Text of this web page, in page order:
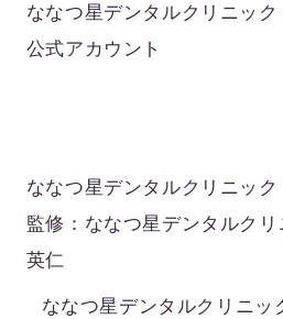
ななつ星デンタルクリニッ
公式アカウント
ななつ星デンタルクリニック
監修：ななつ星デンタルク
英仁
ななつ星デンタルクリニッ